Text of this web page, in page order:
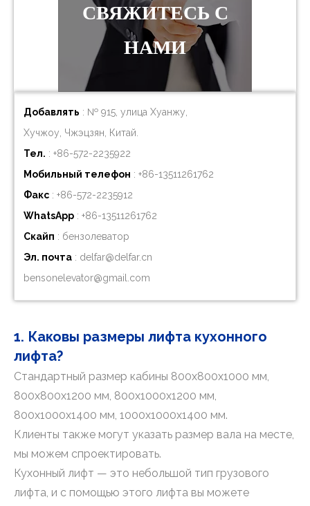
СВЯЖИТЕСЬ С
НАМИ
Добавлять : № 915, улица Хуанжу,
Хучжоу, Чжэцзян, Китай.
Тел. : +86-572-2235922
Мобильный телефон : +86-13511261762
Факс : +86-572-2235912
WhatsApp : +86-13511261762
Скайп : бензолеватор
Эл. почта : delfar@delfar.cn
bensonelevator@gmail.com
1. Каковы размеры лифта кухонного
лифта?
Стандартный размер кабины 800x800x1000 мм,
800x800x1200 мм, 800x1000x1200 мм,
800x1000x1400 мм, 1000x1000x1400 мм.
Клиенты также могут указать размер вала на месте,
мы можем спроектировать.
Кухонный лифт — это небольшой тип грузового
лифта, и с помощью этого лифта вы можете